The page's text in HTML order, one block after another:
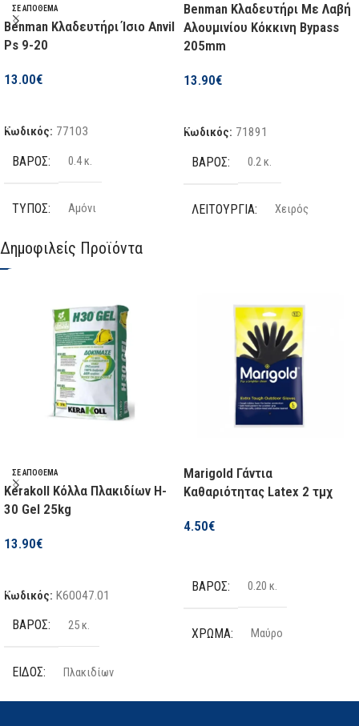
ΣΕ ΑΠΌΘΕΜΑ
Benman Κλαδευτήρι Ίσιο Anvil
Ps 9-20
13.00€
Κωδικός: 77103
ΒΆΡΟΣ 0.4 κ.
ΤΎΠΟΣ Αμόνι
ΛΕΙΤΟΥΡΓΊΑ Χειρός
Όχι
20 cm
ΔΙΑΘΕΣΙΜΌΤΗΤΑ
Benman Κλαδευτήρι Με Λαβή
Αλουμινίου Κόκκινη Bypass
205mm
13.90€
Κωδικός: 71891
ΒΆΡΟΣ 0.2 κ.
ΛΕΙΤΟΥΡΓΊΑ Χειρός
ΚΑΤΑΣΚΕΥΑΣΤΉΣ Βenman
Δημοφιλείς Προϊόντα
ΣΕ ΑΠΌΘΕΜΑ
Kerakoll Κόλλα Πλακιδίων H-
30 Gel 25kg
13.90€
Κωδικός: K60047.01
ΒΆΡΟΣ 25 κ.
ΕΊΔΟΣ Πλακιδίων
Marigold Γάντια
Καθαριότητας Latex 2 τμχ
4.50€
ΒΆΡΟΣ 0.20 κ.
ΧΡΏΜΑ Μαύρο